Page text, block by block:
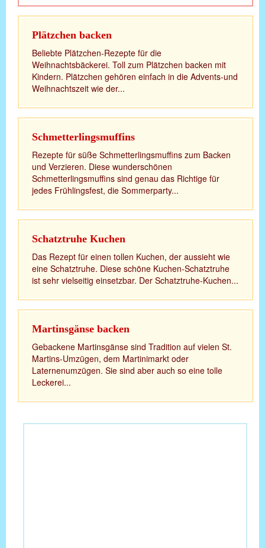
Plätzchen backen
Beliebte Plätzchen-Rezepte für die
Weihnachtsbäckerei. Toll zum Plätzchen backen mit
Kindern. Plätzchen gehören einfach in die Advents-und
Weihnachtszeit wie der...
Schmetterlingsmuffins
Rezepte für süße Schmetterlingsmuffins zum Backen
und Verzieren. Diese wunderschönen
Schmetterlingsmuffins sind genau das Richtige für
jedes Frühlingsfest, die Sommerparty...
Schatztruhe Kuchen
Das Rezept für einen tollen Kuchen, der aussieht wie
eine Schatztruhe. Diese schöne Kuchen-Schatztruhe
ist sehr vielseitig einsetzbar. Der Schatztruhe-Kuchen...
Martinsgänse backen
Gebackene Martinsgänse sind Tradition auf vielen St.
Martins-Umzügen, dem Martinimarkt oder
Laternenumzügen. Sie sind aber auch so eine tolle
Leckerei...